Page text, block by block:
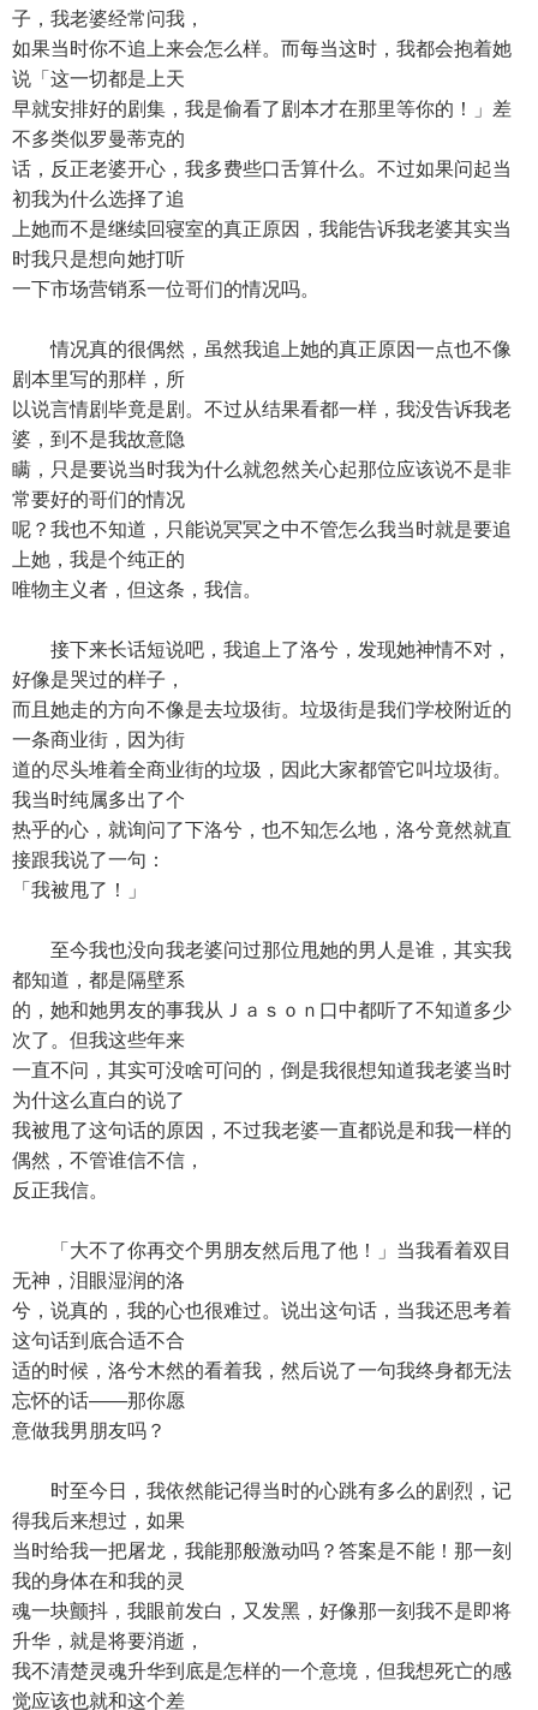
子，我老婆经常问我，
如果当时你不追上来会怎么样。而每当这时，我都会抱着她
说「这一切都是上天
早就安排好的剧集，我是偷看了剧本才在那里等你的！」差
不多类似罗曼蒂克的
话，反正老婆开心，我多费些口舌算什么。不过如果问起当
初我为什么选择了追
上她而不是继续回寝室的真正原因，我能告诉我老婆其实当
时我只是想向她打听
一下市场营销系一位哥们的情况吗。
情况真的很偶然，虽然我追上她的真正原因一点也不像
剧本里写的那样，所
以说言情剧毕竟是剧。不过从结果看都一样，我没告诉我老
婆，到不是我故意隐
瞒，只是要说当时我为什么就忽然关心起那位应该说不是非
常要好的哥们的情况
呢？我也不知道，只能说冥冥之中不管怎么我当时就是要追
上她，我是个纯正的
唯物主义者，但这条，我信。
接下来长话短说吧，我追上了洛兮，发现她神情不对，
好像是哭过的样子，
而且她走的方向不像是去垃圾街。垃圾街是我们学校附近的
一条商业街，因为街
道的尽头堆着全商业街的垃圾，因此大家都管它叫垃圾街。
我当时纯属多出了个
热乎的心，就询问了下洛兮，也不知怎么地，洛兮竟然就直
接跟我说了一句：
「我被甩了！」
至今我也没向我老婆问过那位甩她的男人是谁，其实我
都知道，都是隔壁系
的，她和她男友的事我从Ｊａｓｏｎ口中都听了不知道多少
次了。但我这些年来
一直不问，其实可没啥可问的，倒是我很想知道我老婆当时
为什这么直白的说了
我被甩了这句话的原因，不过我老婆一直都说是和我一样的
偶然，不管谁信不信，
反正我信。
「大不了你再交个男朋友然后甩了他！」当我看着双目
无神，泪眼湿润的洛
兮，说真的，我的心也很难过。说出这句话，当我还思考着
这句话到底合适不合
适的时候，洛兮木然的看着我，然后说了一句我终身都无法
忘怀的话——那你愿
意做我男朋友吗？
时至今日，我依然能记得当时的心跳有多么的剧烈，记
得我后来想过，如果
当时给我一把屠龙，我能那般激动吗？答案是不能！那一刻
我的身体在和我的灵
魂一块颤抖，我眼前发白，又发黑，好像那一刻我不是即将
升华，就是将要消逝，
我不清楚灵魂升华到底是怎样的一个意境，但我想死亡的感
觉应该也就和这个差